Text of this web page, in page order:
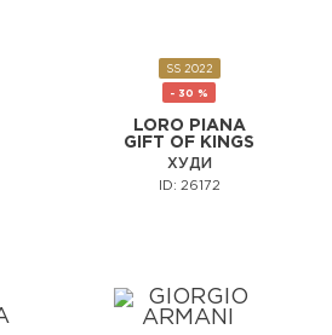
SS 2022
- 30 %
LORO PIANA
GIFT OF KINGS
ХУДИ
ID: 26172